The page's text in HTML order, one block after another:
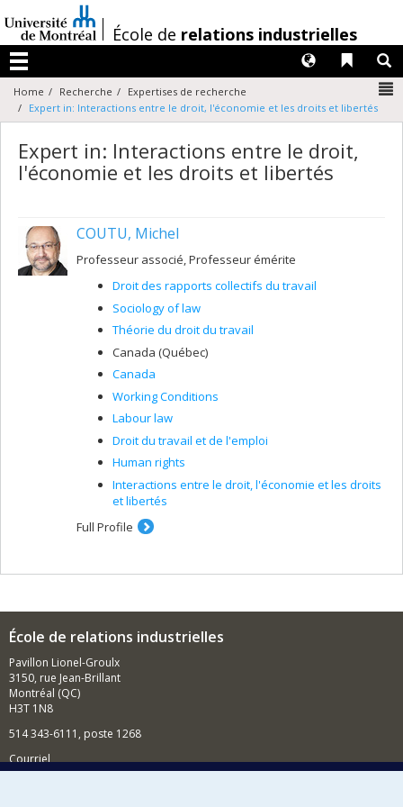
au
contenu
/École de relations industrielles
Menu
Liens
Langues
Home Recherche
Expertises de recherche
Expert in: Interactions entre le droit, l'économie et les droits et libertés
Expert in: Interactions entre le droit,
l'économie et les droits et libertés
COUTU, Michel
Professeur associé, Professeur émérite
Droit des rapports collectifs du travail
Sociology of law
Théorie du droit du travail
Canada (Québec)
Canada
Working Conditions
Labour law
Droit du travail et de l'emploi
Human rights
Interactions entre le droit, l'économie et les droits
et libertés
Full Profile
École de relations industrielles
Pavillon Lionel-Groulx
3150, rue Jean-Brillant
Montréal (QC)
H3T 1N8
514 343-6111, poste 1268
Courriel